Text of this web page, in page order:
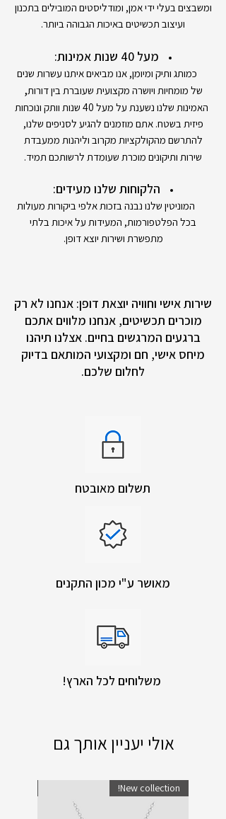
ומשבצים בעלי ידי אמן, ומודליסטים המובילים בתכנון
ועיצוב תכשיטים באיכות הגבוהה ביותר.
מעל 40 שנות אמינות:
כמותג ותיק ומיומן, אנו מביאים איתנו עשרות שנים
של מומחיות ויושרה מקצועית שעוברת בין דורות,
האמינות שלנו נשענת על מעל 40 שנות וותק ונוכחות
פיזית בשטח. אתם מוזמנים להגיע לסניפים שלנו,
להתרשם מהקולקציות מקרוב וליהנות ממעבדת
שירות ותיקונים מוכרת שעומדת לרשותכם תמיד.
הלקוחות שלנו מעידים:
המוניטין שלנו נבנה בזכות אלפי ביקורות מעולות
בכל הפלטפורמות, המעידות על איכות בלתי
מתפשרת ושירות יוצא דופן.
שירות אישי וחוויה יוצאת דופן: אנחנו לא רק
מוכרים תכשיטים, אנחנו מלווים אתכם
ברגעים המרגשים בחיים. אצלנו תיהנו
מיחס אישי, חם ומקצועי המותאם בדיוק
לחלום שלכם.
תשלום מאובטח
מאושר ע"י מכון התקנים
אולי יעניין אותך גם
New collection!